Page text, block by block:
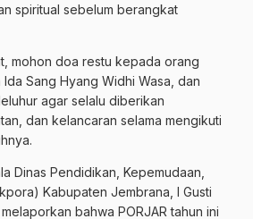
spiritual sebelum berangkat
mohon doa restu kepada orang
Sang Hyang Widhi Wasa, dan
agar selalu diberikan
dan kelancaran selama mengikuti
Dinas Pendidikan, Kepemudaan,
Kabupaten Jembrana, I Gusti
bahwa PORJAR tahun ini